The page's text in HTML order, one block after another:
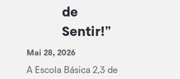
de
Sentir!”
Mai 28, 2026
A Escola Básica 2,3 de